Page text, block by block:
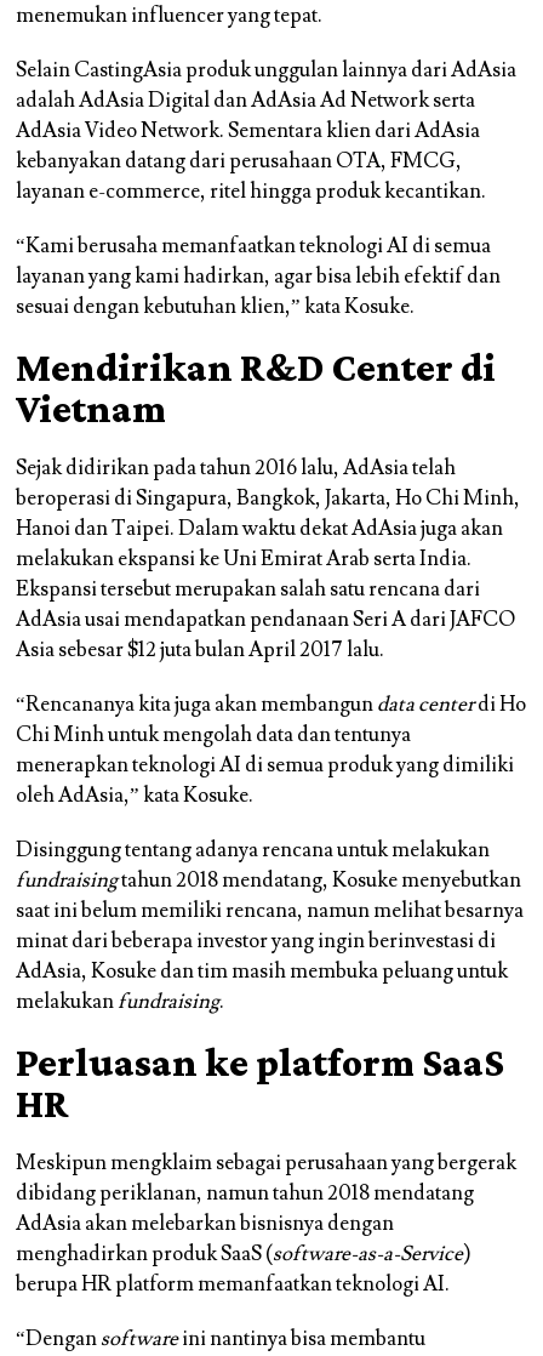
menemukan influencer yang tepat.
Selain CastingAsia produk unggulan lainnya dari AdAsia
adalah AdAsia Digital dan AdAsia Ad Network serta
AdAsia Video Network. Sementara klien dari AdAsia
kebanyakan datang dari perusahaan OTA, FMCG,
layanan e-commerce, ritel hingga produk kecantikan.
“Kami berusaha memanfaatkan teknologi AI di semua
layanan yang kami hadirkan, agar bisa lebih efektif dan
sesuai dengan kebutuhan klien,” kata Kosuke.
Mendirikan R&D Center di
Vietnam
Sejak didirikan pada tahun 2016 lalu, AdAsia telah
beroperasi di Singapura, Bangkok, Jakarta, Ho Chi Minh,
Hanoi dan Taipei. Dalam waktu dekat AdAsia juga akan
melakukan ekspansi ke Uni Emirat Arab serta India.
Ekspansi tersebut merupakan salah satu rencana dari
AdAsia usai mendapatkan pendanaan Seri A dari JAFCO
Asia sebesar $12 juta bulan April 2017 lalu.
“Rencananya kita juga akan membangundata centerdi Ho
Chi Minh untuk mengolah data dan tentunya
menerapkan teknologi AI di semua produk yang dimiliki
oleh AdAsia,” kata Kosuke.
Disinggung tentang adanya rencana untuk melakukan
fundraisingtahun 2018 mendatang, Kosuke menyebutkan
saat ini belum memiliki rencana, namun melihat besarnya
minat dari beberapa investor yang ingin berinvestasi di
AdAsia, Kosuke dan tim masih membuka peluang untuk
melakukanfundraising.
Perluasan ke platform SaaS
HR
Meskipun mengklaim sebagai perusahaan yang bergerak
dibidang periklanan, namun tahun 2018 mendatang
AdAsia akan melebarkan bisnisnya dengan
menghadirkan produk SaaS (software-as-a-Service)
berupa HR platform memanfaatkan teknologi AI.
“Dengansoftwareini nantinya bisa membantu